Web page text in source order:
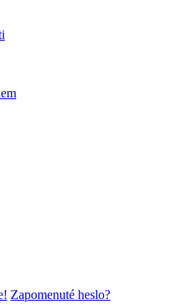
Zapomenuté heslo?